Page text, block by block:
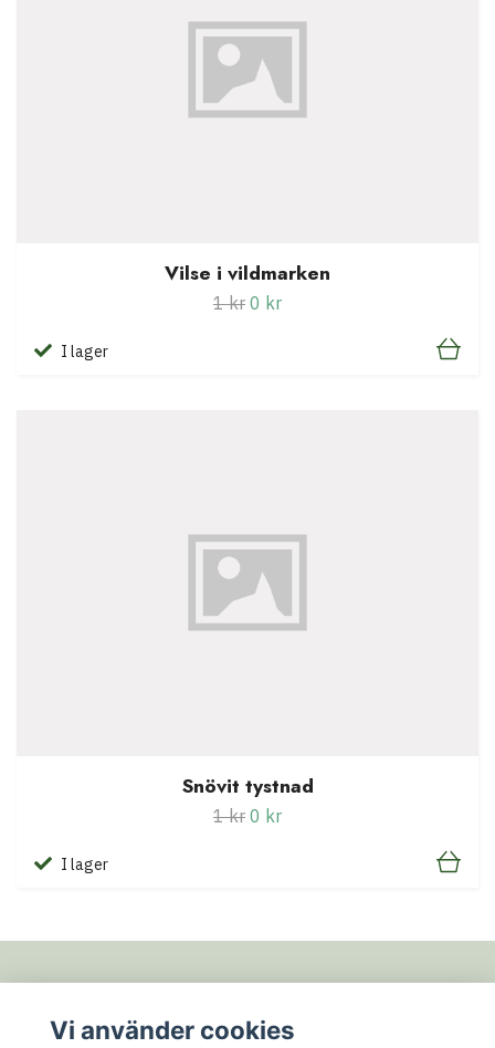
Vilse i vildmarken
1 kr 0 kr
I lager
Snövit tystnad
1 kr 0 kr
I lager
Fotmeny
Vi använder cookies